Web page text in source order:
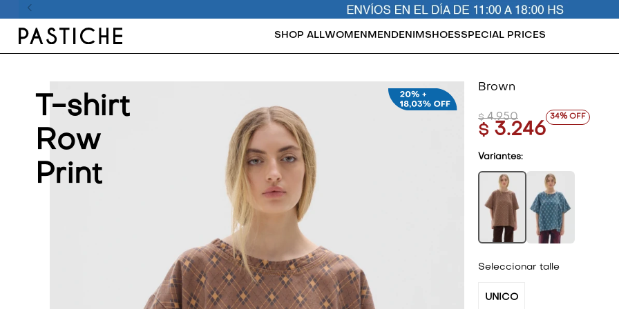
SHOP ALLWOMENMEN DENIMSHOESSPECIAL PRICES
T-shirt
Row
Print
Brown
$ 3.246
$ 4.950 34
Variantes:
Seleccionar talle
UNICO